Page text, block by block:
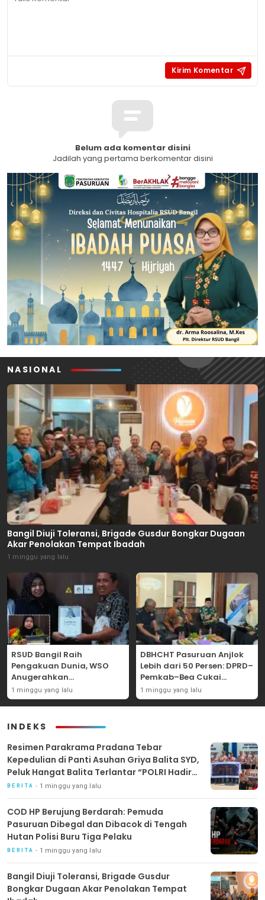
Belum ada komentar disini
Jadilah yang pertama berkomentar disini
NASIONAL
Bangil Diuji Toleransi, Brigade Gusdur Bongkar Dugaan
Akar Penolakan Tempat Ibadah
1 minggu yang lalu
RSUD Bangil Raih
Pengakuan Dunia, WSO
Anugerahkan
Penghargaan
Internasional untuk
1 minggu yang lalu
DBHCHT Pasuruan Anjlok
Lebih dari 50 Persen: DPRD–
Pemkab–Bea Cukai
Perkuat Perang Melawan
Peredaran Rokok Ilegal
1 minggu yang lalu
INDEKS
Resimen Parakrama Pradana Tebar
Kepedulian di Panti Asuhan Griya Balita SYD,
Peluk Hangat Balita Terlantar “POLRI Hadir
Dengan Hati”
BERITA 1 minggu yang lalu
COD HP Berujung Berdarah: Pemuda
Pasuruan Dibegal dan Dibacok di Tengah
Hutan Polisi Buru Tiga Pelaku
BERITA 1 minggu yang lalu
Bangil Diuji Toleransi, Brigade Gusdur
Bongkar Dugaan Akar Penolakan Tempat